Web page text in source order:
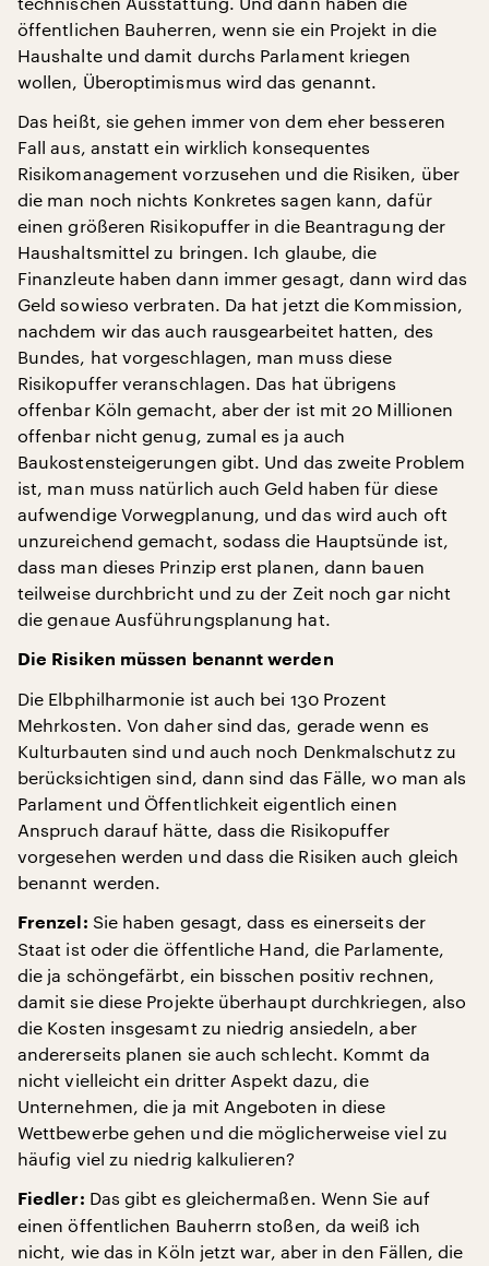
öffentlichen Bauherren, wenn sie ein Projekt in die
Haushalte und damit durchs Parlament kriegen
wollen, Überoptimismus wird das genannt.
Das heißt, sie gehen immer von dem eher besseren
Fall aus, anstatt ein wirklich konsequentes
Risikomanagement vorzusehen und die Risiken, über
die man noch nichts Konkretes sagen kann, dafür
einen größeren Risikopuffer in die Beantragung der
Haushaltsmittel zu bringen. Ich glaube, die
Finanzleute haben dann immer gesagt, dann wird das
Geld sowieso verbraten. Da hat jetzt die Kommission,
nachdem wir das auch rausgearbeitet hatten, des
Bundes, hat vorgeschlagen, man muss diese
Risikopuffer veranschlagen. Das hat übrigens
offenbar Köln gemacht, aber der ist mit 20 Millionen
offenbar nicht genug, zumal es ja auch
Baukostensteigerungen gibt. Und das zweite Problem
ist, man muss natürlich auch Geld haben für diese
aufwendige Vorwegplanung, und das wird auch oft
unzureichend gemacht, sodass die Hauptsünde ist,
dass man dieses Prinzip erst planen, dann bauen
teilweise durchbricht und zu der Zeit noch gar nicht
die genaue Ausführungsplanung hat.
Die Risiken müssen benannt werden
Die Elbphilharmonie ist auch bei 130 Prozent
Mehrkosten. Von daher sind das, gerade wenn es
Kulturbauten sind und auch noch Denkmalschutz zu
berücksichtigen sind, dann sind das Fälle, wo man als
Parlament und Öffentlichkeit eigentlich einen
Anspruch darauf hätte, dass die Risikopuffer
vorgesehen werden und dass die Risiken auch gleich
benannt werden.
Frenzel: Sie haben gesagt, dass es einerseits der
Staat ist oder die öffentliche Hand, die Parlamente,
die ja schöngefärbt, ein bisschen positiv rechnen,
damit sie diese Projekte überhaupt durchkriegen, also
die Kosten insgesamt zu niedrig ansiedeln, aber
andererseits planen sie auch schlecht. Kommt da
nicht vielleicht ein dritter Aspekt dazu, die
Unternehmen, die ja mit Angeboten in diese
Wettbewerbe gehen und die möglicherweise viel zu
häufig viel zu niedrig kalkulieren?
Fiedler: Das gibt es gleichermaßen. Wenn Sie auf
einen öffentlichen Bauherrn stoßen, da weiß ich
nicht, wie das in Köln jetzt war, aber in den Fällen, die